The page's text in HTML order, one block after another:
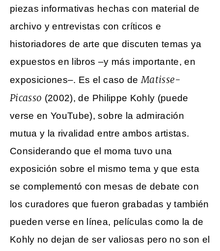
piezas informativas hechas con material de
archivo y entrevistas con críticos e
historiadores de arte que discuten temas ya
expuestos en libros –y más importante, en
exposiciones–. Es el caso de Matisse-
Picasso (2002), de Philippe Kohly (puede
verse en YouTube), sobre la admiración
mutua y la rivalidad entre ambos artistas.
Considerando que el moma tuvo una
exposición sobre el mismo tema y que esta
se complementó con mesas de debate con
los curadores que fueron grabadas y también
pueden verse en línea, películas como la de
Kohly no dejan de ser valiosas pero no son el